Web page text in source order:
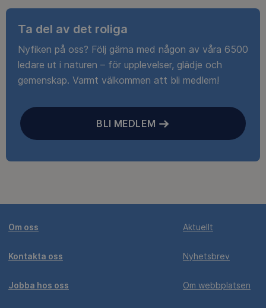
Ta del av det roliga
Nyfiken på oss? Följ gärna med någon av våra 6500
ledare ut i naturen – för upplevelser, glädje och
gemenskap. Varmt välkommen att bli medlem!
BLI MEDLEM
Om oss
Kontakta oss
Jobba hos oss
Aktuellt
Nyhetsbrev
Om webbplatsen